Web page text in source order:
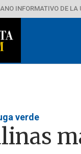
INFORMATIVO DE
verde